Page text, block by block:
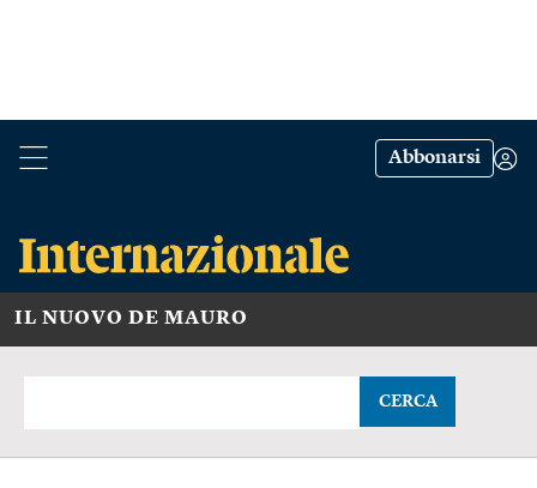
Abbonarsi
IL NUOVO DE MAURO
CERCA